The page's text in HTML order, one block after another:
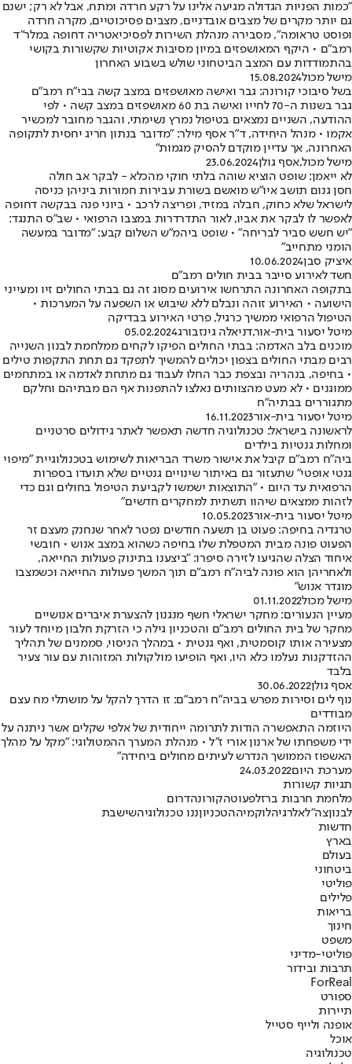
"כמות הפניות הגדולה מגיעה אלינו על רקע חרדה ומתח, אבל לא רק; ישנם
גם יותר מקרים של מצבים אובדניים, מצבים פסיכוטיים, מקרה חרדה
ופוסט טראומה", מסבירה מנהלת השירות לפסיכיאטריה דחופה במלר"ד
רמב"ם • היקף המאושפזים במיון מסיבות אקוטיות שקשורות בקושי
בהתמודדות עם המצב הביטחוני שולש בשבוע האחרון
מישל מכול15.08.2024
בשל סיבוכי קורונה: גבר ואישה מאושפזים במצב קשה בבי"ח רמב"ם
גבר בשנות ה-70 לחייו ואישה בת 60 מאושפזים במצב קשה • לפי
ההודעה, השניים נמצאים בטיפול נמרץ נשימתי, והגבר מחובר למכשיר
אקמו • מנהל היחידה, ד"ר אסף מילר: "מדובר בנתון חריג יחסית לתקופה
האחרונה, אך עדיין מוקדם להסיק מגמות"
מישל מכול,אסף גולן23.06.2024
לא ייאמן: שופט הוציא שוהה בלתי חוקי מהכלא - לבקר אב חולה
חסן גנום תושב איו״ש מואשם בשורת עבירות חמורות ביניהן כניסה
לישראל שלא כחוק, חבלה במזיד, ופריצה לרכב • ביוני פנה בבקשה דחופה
לאפשר לו לבקר את אביו, לאור התדרדרות במצבו הרפואי • שב"ס התנגד:
"יש חשש סביר לבריחה" • שופט ביהמ"ש השלום קבע: "מדובר במעשה
הומני מתחייב"
איציק סבן10.06.2024
חשד לאירוע סייבר בבית חולים רמב"ם
בתקופה האחרונה התרחשו אירועים מסוג זה גם בבתי החולים זיו ומעייני
הישועה • האירוע זוהה ונבלם ללא שיבוש או השפעה על המערכות •
הטיפול הרפואי ממשיך כרגיל, פרטי האירוע בבדיקה
מיטל יסעור בית-אור,דניאלה גינזבורג05.02.2024
מוכנים בלב האדמה: בבתי החולים הפיקו לקחים ממלחמת לבנון השנייה
רבים מבתי החולים בצפון יכולים להמשיך לתפקד גם תחת התקפות טילים
• בחיפה, בנהריה ובצפת כבר החלו לעבוד גם מתחת לאדמה או במתחמים
ממוגנים • לא מעט מהצוותים נאלצו להתפנות אף הם מבתיהם וחלקם
מתגוררים בבתיה"ח
מיטל יסעור בית-אור16.11.2023
לראשונה בישראל: טכנולוגיה חדשה תאפשר לאתר גידולים סרטניים
ומחלות גנטיות בילדים
ביה"ח רמב"ם קיבל את אישור משרד הבריאות לשימוש בטכנולוגיית "מיפוי
גנטי אופטי" שתעזור גם באיתור שינויים גנטיים שלא תועדו בספרות
הרפואית עד היום • "התוצאות ישמשו לקביעת הטיפול בחולים וגם כדי
לזהות ממצאים שיהוו תשתית למחקרים חדשים"
מיטל יסעור בית-אור10.05.2023
טרגדיה בחיפה: פעוט בן תשעה חודשים נפטר לאחר שנחנק מעצם זר
הפעוט פונה מבית המטפלת שלו בחיפה כשהוא במצב אנוש • חובשי
איחוד הצלה שהגיעו לזירה סיפרו: "ביצענו בתינוק פעולות החייאה,
ולאחריהן הוא פונה לביה"ח רמב"ם תוך המשך פעולות החייאה וכשמצבו
מוגדר אנוש"
מישל מכול01.11.2022
מעיין הנעורים: מחקר ישראלי חשף מנגנון להצערת איברים אנושיים
מחקר של בית החולים רמב"ם והטכניון גילה כי הזרקת חלבון מיוחד לעור
מצעירה אותו קוסמטית, ואף גנטית • במהלך הניסוי, סממנים של תהליך
ההזדקנות נעלמו כלא היו, ואף הופיעו מולקולות המזוהות עם עור צעיר
בלבד
אסף גולן30.06.2022
נוף לים וסירות מפרש בביה"ח רמב"ם: זו הדרך להקל על מושתלי מח עצם
מבודדים
היוזמה התאפשרה הודות לתרומה ייחודית של אלפי שקלים אשר ניתנה על
ידי משפחתו של ארנון אורי ז"ל • מנהלת המערך ההמטולוגי: "מקל על מהלך
האשפוז הממושך הנדרש לעיתים מחולים ביחידה"
מערכת היום24.03.2022
תגיות קשורות
מלחמת חרבות ברזלפעוטהקורונהדרום
לבנוןצה"לאלרגיהלוקמיההטכניוןננו טכנולוגיהשישבת
חדשות
בארץ
בעולם
ביטחוני
פוליטי
פלילים
בריאות
חינוך
משפט
פוליטי-מדיני
תרבות ובידור
ForReal
ספורט
תיירות
אופנה ולייף סטייל
אוכל
טכנולוגיה